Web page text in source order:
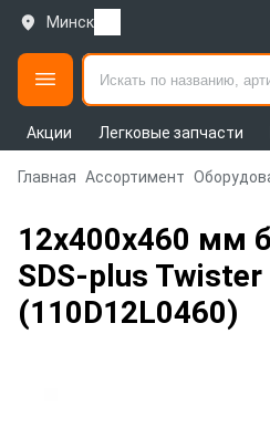
Минск
Акции Легковые запчасти
Главная Ассортимент
12х400х460 мм
SDS-plus Twister
(110D12L0460)